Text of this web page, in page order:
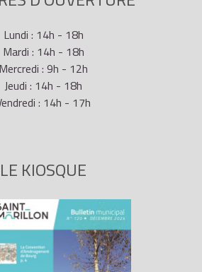
Lundi : 14h - 18h
Mardi : 14h - 18h
Mercredi : 9h - 12h
Jeudi : 14h - 18h
: 14h - 17h
LE KIOSQUE